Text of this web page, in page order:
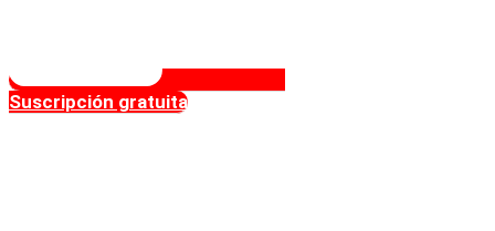
Suscripción gratuita